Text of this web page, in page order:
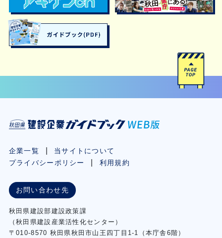
企業一覧
当サイトについて
プライバシーポリシー
利用規約
お問い合わせ先
秋⽥県建設部建設政策課
（秋⽥県建設産業活性化センター）
〒010-8570 秋田県秋田市⼭王四丁⽬1-1（本庁舎6階）